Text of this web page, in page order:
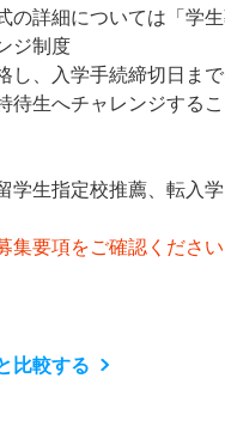
詳細については「学
ジ制度
し、入学手続締切日ま
待生へチャレンジするこ
学生指定校推薦、転入
要項をご確認ください
比較する